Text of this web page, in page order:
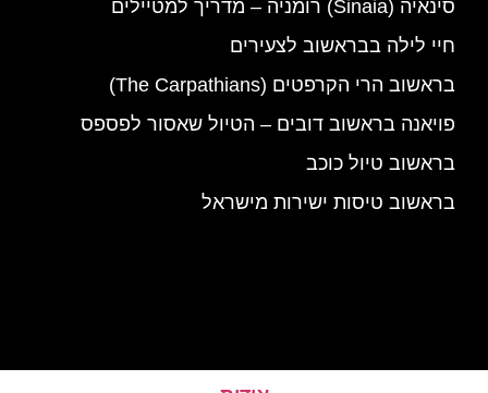
סינאיה (Sinaia) רומניה – מדריך למטיילים
חיי לילה בבראשוב לצעירים
בראשוב הרי הקרפטים (The Carpathians)
פויאנה בראשוב דובים – הטיול שאסור לפספס
בראשוב טיול כוכב
בראשוב טיסות ישירות מישראל